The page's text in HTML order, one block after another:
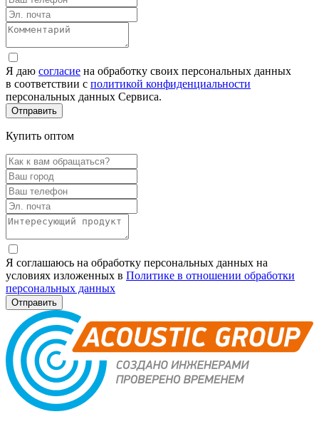
Я даю согласие на обработку своих персональных данных
в соответствии с политикой конфиденциальности
персональных данных Сервиса.
Купить оптом
Я соглашаюсь на обработку персональных данных на
условиях изложенных в Политике в отношении обработки
персональных данных